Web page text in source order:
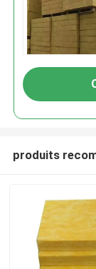
produits